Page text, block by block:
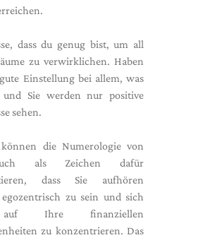
dass du genug bist, um all
zu verwirklichen. Haben
Einstellung bei allem, was
und Sie werden nur positive
sehen.
können die Numerologie von
als Zeichen dafür
dass Sie aufhören
egozentrisch zu sein und sich
Ihre finanziellen
zu konzentrieren. Das